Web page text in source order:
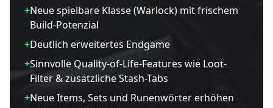
+Neue spielbare Klasse (Warlock) mit frischem
Build-Potenzial
+Deutlich erweitertes Endgame
+Sinnvolle Quality-of-Life-Features wie Loot-
Filter & zusätzliche Stash-Tabs
+Neue Items, Sets und Runenwörter erhöhen